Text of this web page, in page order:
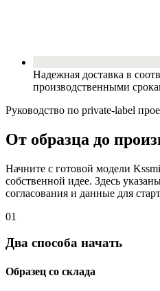
Надежная доставка в
производственными
Руководство по private-label
От образца до
Начните с готовой модели
собственной идее. Здесь
согласования и данные для
01
Два способа начать
Образец со склада